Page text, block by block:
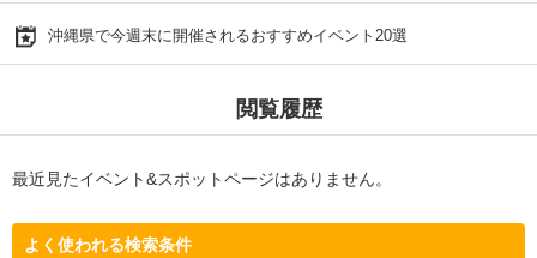
沖縄県で今週末に開催されるおすすめイベント20選
閲覧履歴
最近見たイベント&スポットページはありません。
よく使われる検索条件